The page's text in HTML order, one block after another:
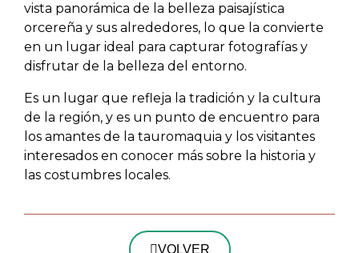
vista panorámica de la belleza paisajística
orcereña y sus alrededores, lo que la convierte
en un lugar ideal para capturar fotografías y
disfrutar de la belleza del entorno.
Es un lugar que refleja la tradición y la cultura
de la región, y es un punto de encuentro para
los amantes de la tauromaquia y los visitantes
interesados en conocer más sobre la historia y
las costumbres locales.
VOLVER